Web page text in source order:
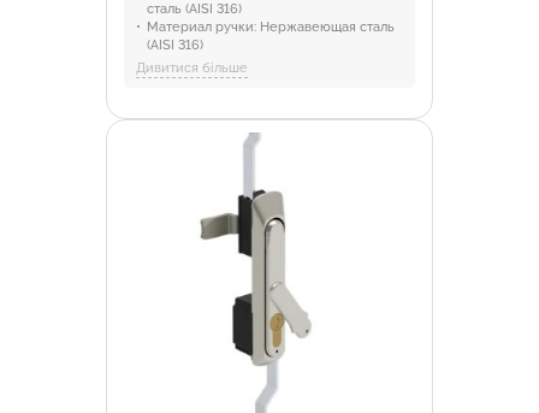
сталь (AISI 316)
Материал ручки: Нержавеющая сталь
(AISI 316)
Материал штока:
Материал уплотнителя:
оборудование, Торговля и HoReCa
Дивитися більше